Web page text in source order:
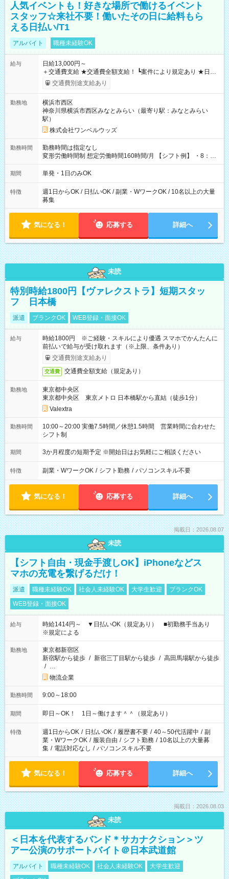
人気イベントも！好きな場所で働けるイベント
スタッフ☆来社不要！働いたその日に給料もら
える日払い/T1
アルバイト 職種未経験OK
給与
日給13,000円～
＋交通費支給 ★交通費全額支給！ ┗案件により規定あり ★日払
いOK！（規定あり） ┗働いたその日に現金GET♪ お仕事後はコ
ンビニATMから 日払い分を引き落とせます！ 【試用期間】試
交通費別途支給あり
勤務地
横浜市西区
神奈川県横浜市西区みなとみらい（最寄り駅：みなとみらい
駅）
株式会社ワンベルウッズ
勤務時間
勤務時間は指定なし
変形労働時間制 想定労働時間160時間/月 【シフト例】 ・8：00
～21：00
期間 単発・1日のみOK
特徴
週1日からOK / 日払いOK / 副業・WワークOK / 10名以上の大量
募集
気になる！ 応募する 詳細へ
未読
特別時給1800円【ヴァレクストラ】短期スタッ
フ 日本橋
派遣 ブランクOK WEB登録・面接OK
給与
時給1800円 ※ご経験・スキルにより優遇 スマホでかんたんに
前払いで給与が受け取れます（※上限、条件あり）
交通費別途支給あり
交通費 交通費全額支給（規定あり）
勤務地
東京都中央区
東京都中央区 東京メトロ 日本橋駅から直結（徒歩1分）
Valextra
勤務時間
10:00～20:00 実働7.5時間／休憩1.5時間 営業時間に合わせた
シフト制
期間 3か月程度の短期予定 ※開始日はお気軽にご相談ください
特徴 副業・WワークOK / シフト勤務 / パソコンスキル不要
気になる！ 応募する 詳細へ
掲載日：2026.08.07
未読
【シフト自由・現金手渡しOK】iPhoneなどス
マホの充電を繋げるだけ！
派遣 職種未経験OK 社会人未経験OK 大学生歓迎
ブランクOK
WEB登録・面接OK
給与
時給1414円～ ▼日払いOK（規定あり） ■初勤務手当あり
※規定による
勤務地
東京都新宿区
新宿駅から徒歩 / 新宿三丁目駅から徒歩 / 高田馬場駅から徒歩
/ …
物流企業
勤務時間 9:00～18:00
期間 即日～OK！ 1日～働けます＾＾（規定あり）
特徴 週1日からOK / 日払いOK / 履歴書不要 / 40～50代活躍中 / 副
業・WワークOK / 服装自由 / シフト勤務 / 10名以上の大量募
集 / 電話対応なし / パソコンスキル不要
気になる！ 応募する 詳細へ
掲載日：2026.08.03
未読
＜日本を代表するバンド＊サカナクション＞ツ
アー公演のサポートバイト＠日本武道館
アルバイト 職種未経験OK 社会人未経験OK
大学生歓迎